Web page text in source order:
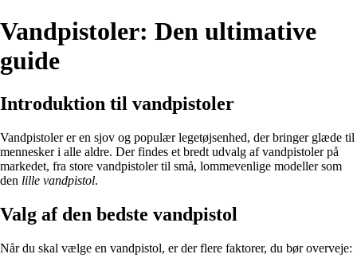
Vandpistoler: Den ultimative
guide
Introduktion til vandpistoler
Vandpistoler er en sjov og populær legetøjsenhed, der bringer glæde til
mennesker i alle aldre. Der findes et bredt udvalg af vandpistoler på
markedet, fra store vandpistoler til små, lommevenlige modeller som
den lille vandpistol.
Valg af den bedste vandpistol
Når du skal vælge en vandpistol, er der flere faktorer, du bør overveje: